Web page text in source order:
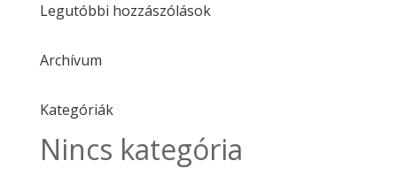
Legutóbbi hozzászólások
Archívum
Kategóriák
Nincs kategória